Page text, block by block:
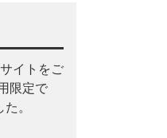
イトをご
限定で
。